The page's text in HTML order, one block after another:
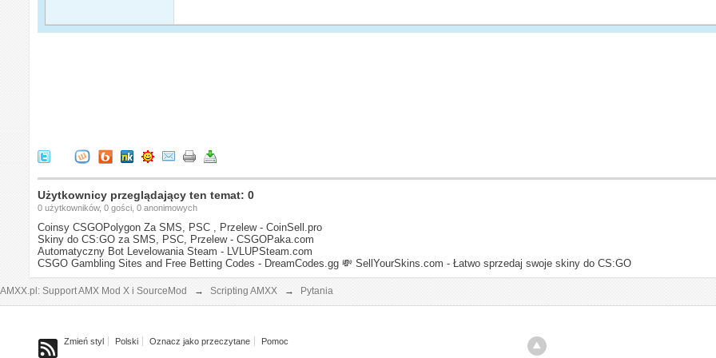
Użytkownicy przeglądający ten temat: 0
0 użytkowników, 0 gości, 0 anonimowych
Coinsy CSGOPolygon Za SMS, PSC , Przelew - CoinSell.pro
Skiny do CS:GO za SMS, PSC, Przelew - CSGOPaka.com
Automatyczny Bot Levelowania Steam - LVLUPSteam.com
CSGO Gambling Sites and Free Betting Codes - DreamCodes.gg 💸 SellYourSkins.com - Łatwo sprzedaj swoje skiny do CS:GO
AMXX.pl: Support AMX Mod X i SourceMod → Scripting AMXX → Pytania
Zmień styl Polski Oznacz jako przeczytane Pomoc